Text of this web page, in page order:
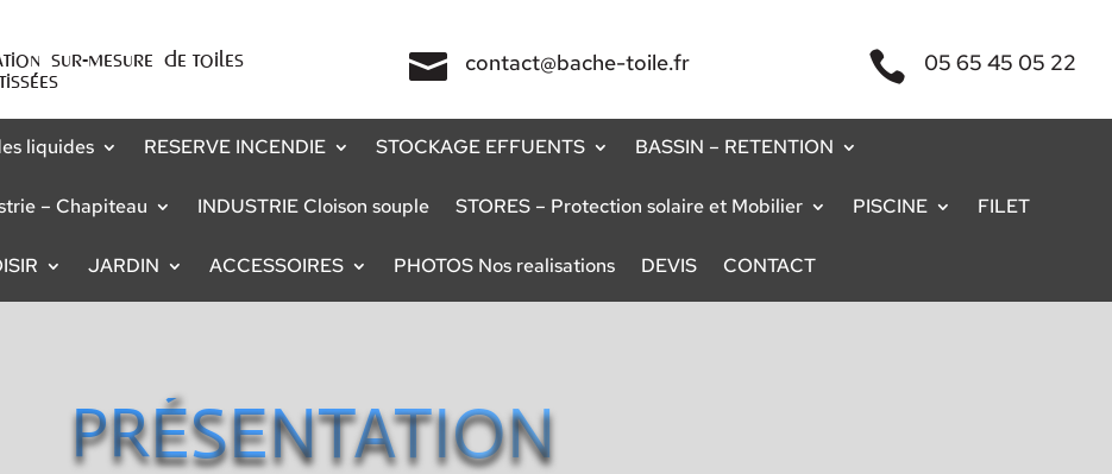
sur-mesure de toiles
 contact@bache-toile.fr  05 65 45 05 22
liquides RESERVE INCENDIE STOCKAGE EFFUENTS BASSIN – RETENTION
– Chapiteau INDUSTRIE Cloison souple STORES – Protection solaire et Mobilier PISCINE FILET
JARDIN ACCESSOIRES PHOTOS Nos realisations DEVIS CONTACT
PRÉSENTATION